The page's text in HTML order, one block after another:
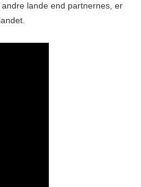
lande end partnernes, er